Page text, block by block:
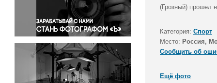
Правосудие
Происшествия и конфликты
Религия
Светская жизнь
Спорт
Экология
Экономика и бизнес
(Грозный) прошел
Категория: Спорт
Место: Россия,
Сообщить об
Ещё фото